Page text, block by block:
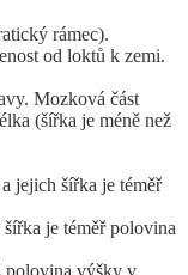
rámec).
od loktů k zemi.
Mozková část
(šířka je méně než
jejich šířka je téměř
je téměř polovina
polovina výšky v